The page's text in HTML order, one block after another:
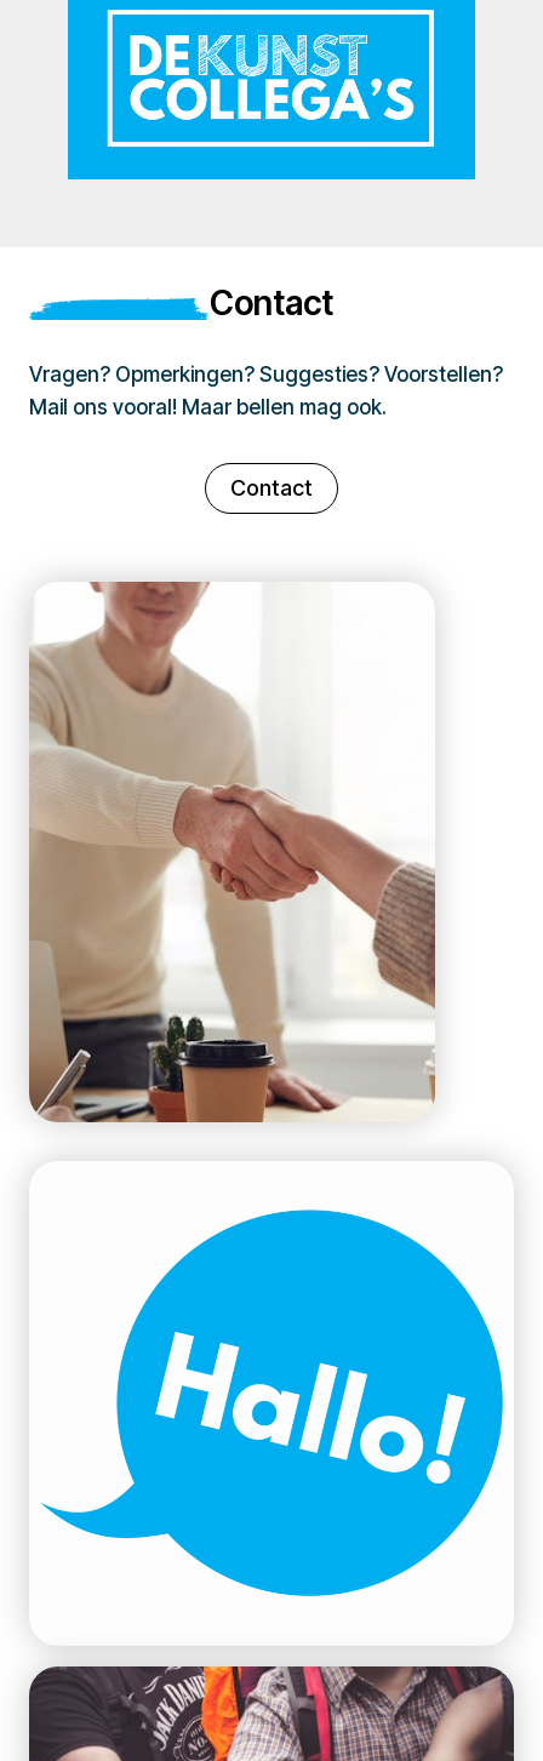
Contact
Vragen? Opmerkingen? Suggesties? Voorstellen?
Mail ons vooral! Maar bellen mag ook.
Contact